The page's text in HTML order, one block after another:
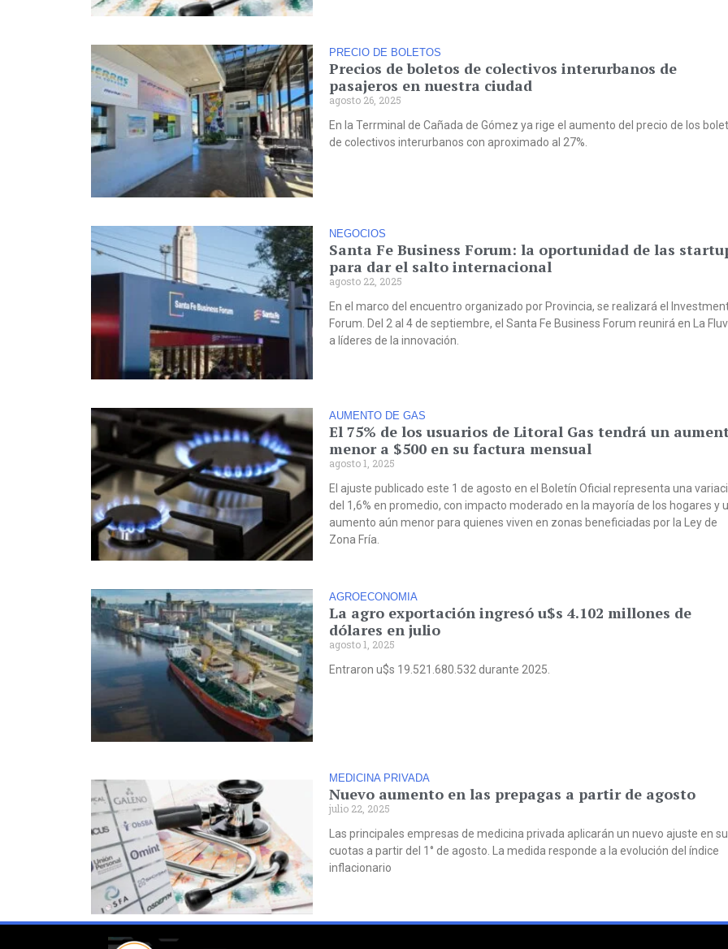
PRECIO DE BOLETOS
Precios de boletos de colectivos interurbanos de
pasajeros en nuestra ciudad
agosto 26, 2025
En la Terrminal de Cañada de Gómez ya rige el aumento del precio de los
de colectivos interurbanos con aproximado al 27%.
NEGOCIOS
Santa Fe Business Forum: la oportunidad de las
para dar el salto internacional
agosto 22, 2025
En el marco del encuentro organizado por Provincia, se realizará el
Forum. Del 2 al 4 de septiembre, el Santa Fe Business Forum reunirá en La
a líderes de la innovación.
AUMENTO DE GAS
El 75% de los usuarios de Litoral Gas tendrá un
menor a $500 en su factura mensual
agosto 1, 2025
El ajuste publicado este 1 de agosto en el Boletín Oficial representa una
del 1,6% en promedio, con impacto moderado en la mayoría de los hogares y
aumento aún menor para quienes viven en zonas beneficiadas por la Ley de
Zona Fría.
AGROECONOMIA
La agro exportación ingresó u$s 4.102 millones de
dólares en julio
agosto 1, 2025
Entraron u$s 19.521.680.532 durante 2025.
MEDICINA PRIVADA
Nuevo aumento en las prepagas a partir de agosto
julio 22, 2025
Las principales empresas de medicina privada aplicarán un nuevo ajuste en
cuotas a partir del 1° de agosto. La medida responde a la evolución del índice
inflacionario